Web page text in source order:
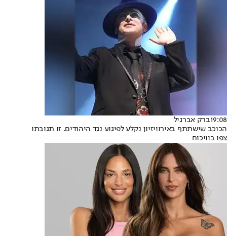
19:08ברק אברגיל
הכוכב שישתתף באירוויזיון נקלע לפיגוע נגד היהודים. זו תגובתו
צפו בוויכוח